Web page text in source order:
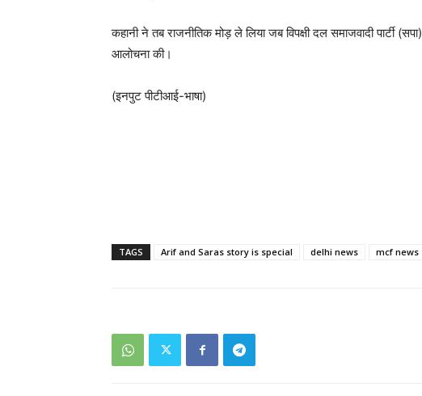
कहानी ने तब राजनीतिक मोड़ ले लिया जब विपक्षी दल समाजवादी पार्टी
आलोचना की।
(इनपुट पीटीआई-भाषा)
TAGS Arif and Saras story is special delhi news mcf news